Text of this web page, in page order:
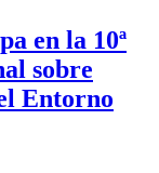
en la 10ª
sobre
Entorno